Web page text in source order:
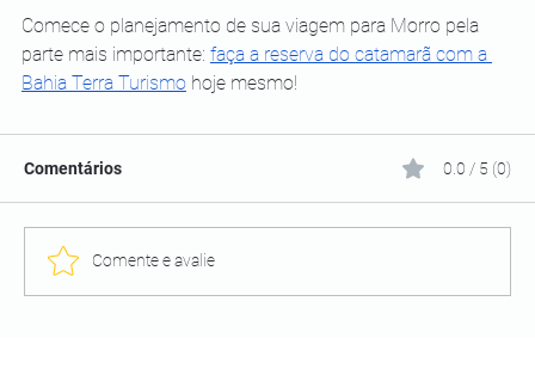
Comece o planejamento de sua viagem para Morro pela
parte mais importante: faça a reserva do catamarã com a
Bahia Terra Turismo hoje mesmo!
Comentários 0.0 / 5 (0)
Comente e avalie